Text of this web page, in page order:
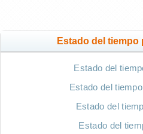
Estado del tiempo
Estado del
Estado del
Estado del
Estado del